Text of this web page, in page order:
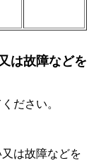
は故障などを
ださい。
は故障などを